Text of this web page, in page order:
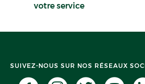
votre service
SUIVEZ-NOUS SUR NOS RÉSEAUX